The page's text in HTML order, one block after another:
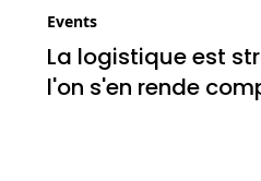
Events
La logistique est
l'on s'en rende